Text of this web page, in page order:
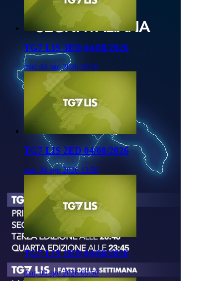
TG7 LIS 3ED 04/08/2026
mar, 04 ago 2026 20:50
TG7 LIS 2ED 04/08/2026
mar, 04 ago 2026 13:50
TG7 LIS 1ED 04/08/2026
mar, 04 ago 2026 09:50